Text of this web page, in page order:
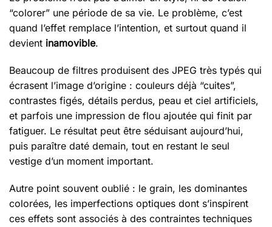
“colorer” une période de sa vie. Le problème, c’est
quand l’effet remplace l’intention, et surtout quand il
devient inamovible.
Beaucoup de filtres produisent des JPEG très typés qui
écrasent l’image d’origine : couleurs déjà “cuites”,
contrastes figés, détails perdus, peau et ciel artificiels,
et parfois une impression de flou ajoutée qui finit par
fatiguer. Le résultat peut être séduisant aujourd’hui,
puis paraître daté demain, tout en restant le seul
vestige d’un moment important.
Autre point souvent oublié : le grain, les dominantes
colorées, les imperfections optiques dont s’inspirent
ces effets sont associés à des contraintes techniques